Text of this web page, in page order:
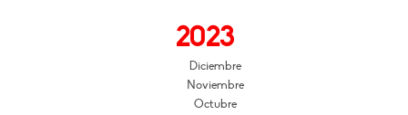
2023
Diciembre
Noviembre
Octubre